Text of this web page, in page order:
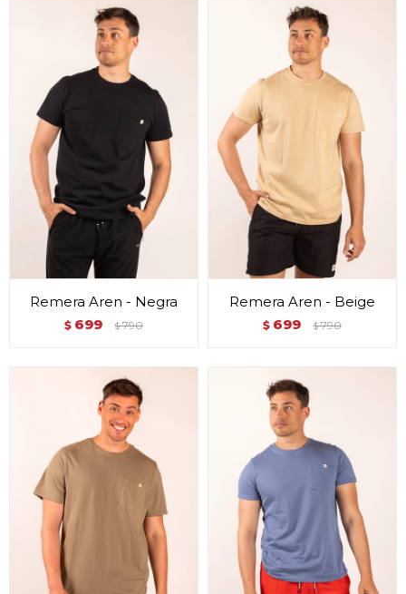
Remera Aren - Negra
$ 699 $ 790
Remera Aren - Beige
$ 699 $ 790